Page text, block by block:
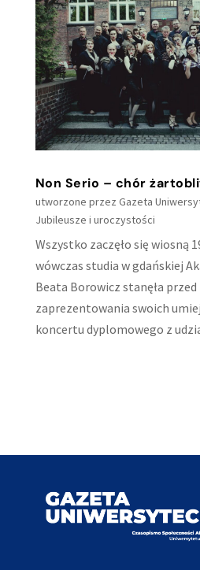
Non Serio – chór
utworzone przez Gazeta
Jubileusze i uroczystości
Wszystko zaczęło się wiosną
wówczas studia w gdańskiej
Beata Borowicz stanęła
zaprezentowania swoich
koncertu dyplomowego z